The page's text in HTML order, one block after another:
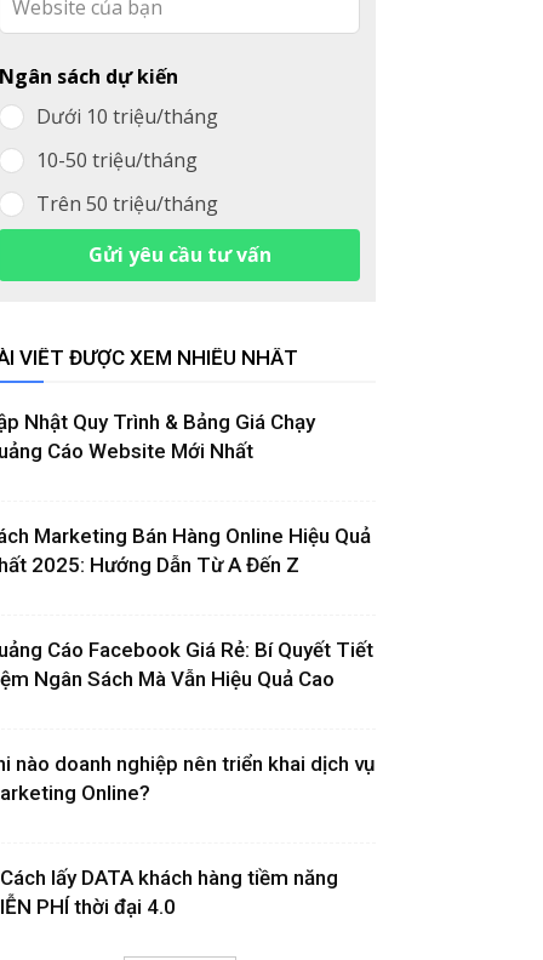
Ngân sách dự kiến
Dưới 10 triệu/tháng
10-50 triệu/tháng
Trên 50 triệu/tháng
Gửi yêu cầu tư vấn
VIẾT ĐƯỢC XEM NHIỀU NHẤT
Nhật Quy Trình & Bảng Giá Chạy
Cáo Website Mới Nhất
Marketing Bán Hàng Online Hiệu Quả
2025: Hướng Dẫn Từ A Đến Z
Cáo Facebook Giá Rẻ: Bí Quyết Tiết
Ngân Sách Mà Vẫn Hiệu Quả Cao
nào doanh nghiệp nên triển khai dịch vụ
Online?
lấy DATA khách hàng tiềm năng
PHÍ thời đại 4.0